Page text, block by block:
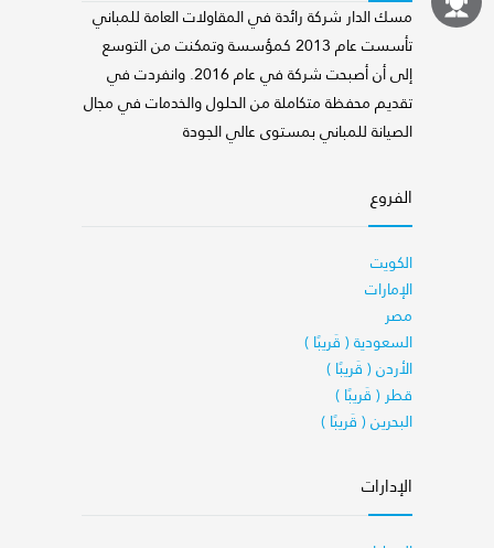
مسك الدار شركة رائدة في المقاولات العامة للمباني
تأسست عام 2013 كمؤسسة وتمكنت من التوسع
إلى أن أصبحت شركة في عام 2016. وانفردت في
تقديم محفظة متكاملة من الحلول والخدمات في مجال
الصيانة للمباني بمستوى عالي الجودة
الفروع
الكويت
الإمارات
مصر
السعودية ( قَريبًا )
الأردن ( قَريبًا )
قطر ( قَريبًا )
البحرين ( قَريبًا )
الإدارات